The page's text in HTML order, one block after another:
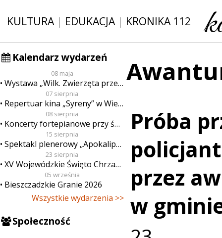
KULTURA| EDUKACJA| KRONIKA 112
Kalendarz wydarzeń
08 maja
Wystawa „Wilk. Zwierzęta przeklęte”
07 sierpnia
Repertuar kina „Syreny” w Wieluniu w dn. od 7 do 13 sierpnia
08 sierpnia
Koncerty fortepianowe przy świecach
15 sierpnia
Spektakl plenerowy „Apokalipsa”
23 sierpnia
XV Wojewódzkie Święto Chrzanu
05 września
Bieszczadzkie Granie 2026
Wszystkie wydarzenia >>
Społeczność
Próba
przez
w